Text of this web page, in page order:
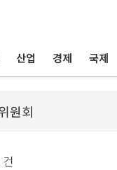
산업 경제 국제
건